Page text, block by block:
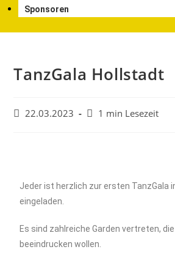
Sponsoren
TanzGala Hollstadt
22.03.2023 1 min Lesezeit
Jeder ist herzlich zur ersten TanzGala
eingeladen.
Es sind zahlreiche Garden vertreten,
beeindrucken wollen.